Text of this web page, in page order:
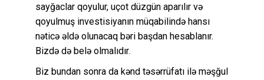
sayğaclar qoyulur, uçot düzgün aparılır və
qoyulmuş investisiyanın müqabilində hansı
nəticə əldə olunacaq bəri başdan hesablanır.
Bizdə də belə olmalıdır.
Biz bundan sonra da kənd təsərrüfatı ilə məşğul